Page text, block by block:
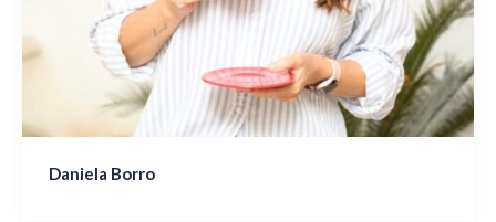
Daniela Borro